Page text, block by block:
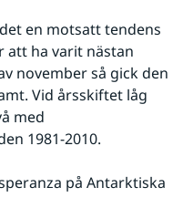
en motsatt tendens
att ha varit nästan
november så gick den
Vid årsskiftet låg
med
1981-2010.
på Antarktiska